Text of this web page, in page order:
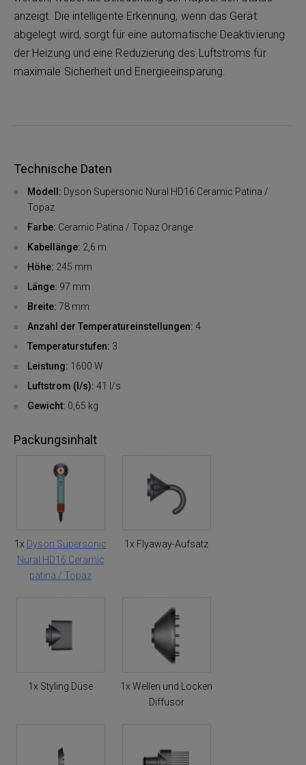
anzeigt. Die intelligente Erkennung, wenn das Gerät
abgelegt wird, sorgt für eine automatische Deaktivierung
der Heizung und eine Reduzierung des Luftstroms für
maximale Sicherheit und Energieeinsparung.
Technische Daten
Modell: Dyson Supersonic Nural HD16 Ceramic Patina /
Topaz
Farbe: Ceramic Patina / Topaz Orange
Kabellänge: 2,6 m
Höhe: 245 mm
Länge: 97 mm
Breite: 78 mm
Anzahl der Temperatureinstellungen: 4
Temperaturstufen: 3
Leistung: 1600 W
Luftstrom (l/s): 41 l/s
Gewicht: 0,65 kg
Packungsinhalt
1x Dyson Supersonic
Nural HD16 Ceramic
patina / Topaz
1x Flyaway-Aufsatz
1x Styling Düse
1x Wellen und Locken
Diffusor